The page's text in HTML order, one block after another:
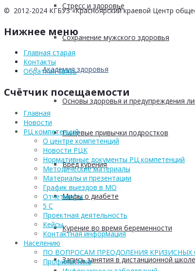
Стресс и здоровье
Сохранение мужского здоровья
Академия здоровья
Основы здоровья и предупреждения
Пищевые привычки подростков
Вред курения
Мифы о диабете
Курение во время беременности
Запись занятия в дистанционной школе
© 2012-2024 КГБУЗ «Красноярский краевой Центр
Нижнее меню
Главная старая
Контакты
Обратная связь
Счётчик посещаемости
Главная
Новости
РЦ компетенций
О центре компетенций
Новости РЦК
Нормативные документы РЦ компетенций
Методические материалы
Материалы и презентации
График выездов в МО
Отчетность
5 С
Проектная деятельность
Кейсы
Контактная информация
Населению
ПО ВОПРОСАМ ПРЕОДОЛЕНИЯ КРИЗИСНЫХ
Профилактика